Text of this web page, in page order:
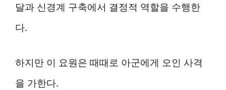
달과 신경계 구축에서 결정적 역할을 수행한
다.
하지만 이 요원은 때때로 아군에게 오인 사격
을 가한다.